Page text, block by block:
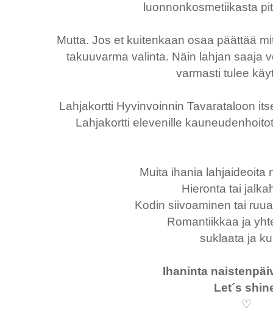
luonnonkosmetiikasta
Mutta. Jos et kuitenkaan osaa päättää
takuuvarma valinta. Näin lahjan saaja
varmasti tulee
Lahjakortti Hyvinvoinnin Tavarataloon
Lahjakortti elevenille
Muita ihania lahjaideoita
Hieronta tai
Kodin siivoaminen tai
Romantiikkaa ja
suklaata ja
Ihaninta
Let´s
♡